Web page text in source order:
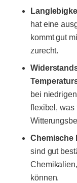
hat eine
kommt gut
zurecht.
bei
flexibel, was
Chemische
sind gut
können.